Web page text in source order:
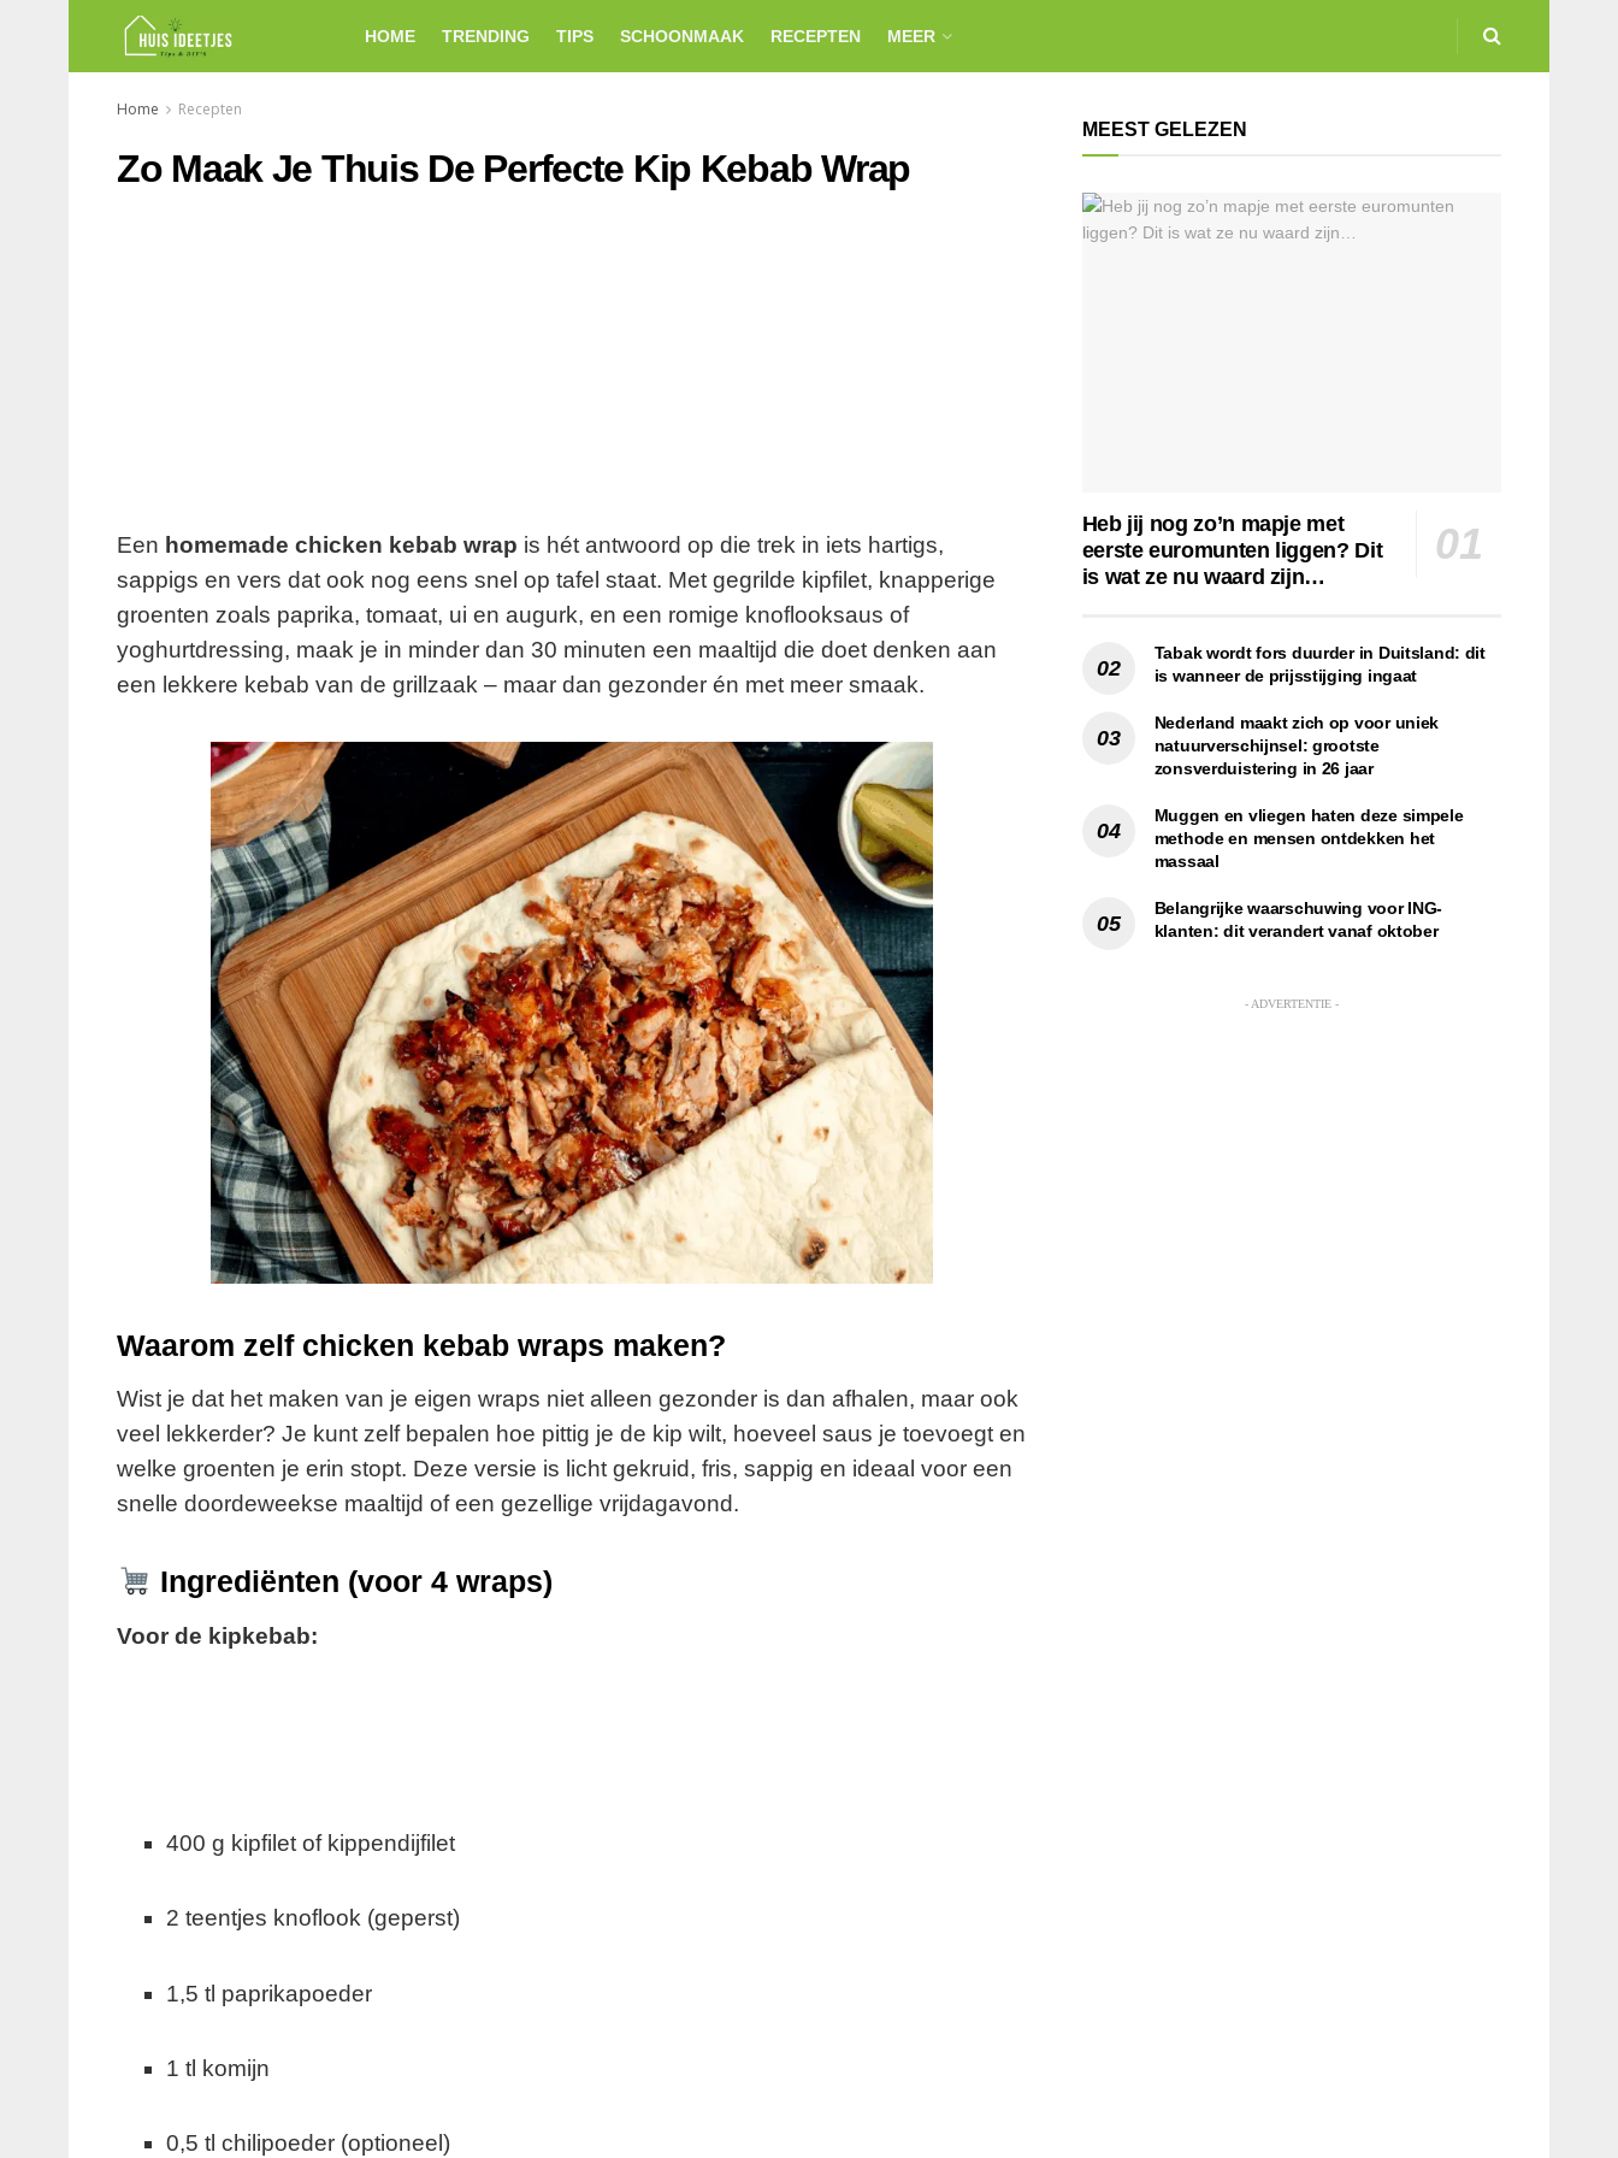
HOME TRENDING TIPS SCHOONMAAK RECEPTEN MEER
Home Recepten
Zo Maak Je Thuis De Perfecte Kip Kebab Wrap
Een homemade chicken kebab wrap is hét antwoord op die trek in iets hartigs,
sappigs en vers dat ook nog eens snel op tafel staat. Met gegrilde kipfilet, knapperige
groenten zoals paprika, tomaat, ui en augurk, en een romige knoflooksaus of
yoghurtdressing, maak je in minder dan 30 minuten een maaltijd die doet denken aan
een lekkere kebab van de grillzaak – maar dan gezonder én met meer smaak.
Waarom zelf chicken kebab wraps maken?
Wist je dat het maken van je eigen wraps niet alleen gezonder is dan afhalen, maar ook
veel lekkerder? Je kunt zelf bepalen hoe pittig je de kip wilt, hoeveel saus je toevoegt en
welke groenten je erin stopt. Deze versie is licht gekruid, fris, sappig en ideaal voor een
snelle doordeweekse maaltijd of een gezellige vrijdagavond.
Ingrediënten (voor 4 wraps)
Voor de kipkebab:
400 g kipfilet of kippendijfilet
2 teentjes knoflook (geperst)
1,5 tl paprikapoeder
1 tl komijn
0,5 tl chilipoeder (optioneel)
MEEST GELEZEN
Heb jij nog zo’n mapje met
eerste euromunten liggen? Dit
is wat ze nu waard zijn…
Tabak wordt fors duurder in Duitsland: dit
is wanneer de prijsstijging ingaat
Nederland maakt zich op voor uniek
natuurverschijnsel: grootste
zonsverduistering in 26 jaar
Muggen en vliegen haten deze simpele
methode en mensen ontdekken het
massaal
Belangrijke waarschuwing voor ING-
klanten: dit verandert vanaf oktober
- ADVERTENTIE -